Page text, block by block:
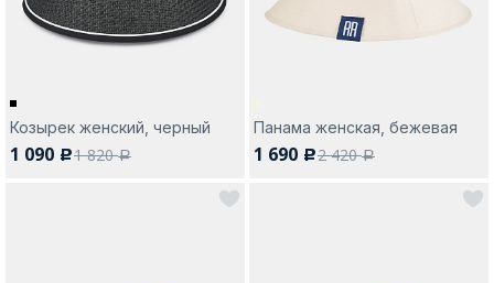
Козырек женский, черный
1 090 c1 820a
Панама женская, бежевая
1 690 c2 420a